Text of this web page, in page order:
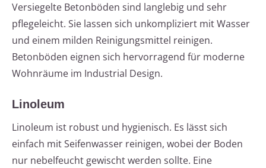
Versiegelte Betonböden sind langlebig und sehr
pflegeleicht. Sie lassen sich unkompliziert mit Wasser
und einem milden Reinigungsmittel reinigen.
Betonböden eignen sich hervorragend für moderne
Wohnräume im Industrial Design.
Linoleum
Linoleum ist robust und hygienisch. Es lässt sich
einfach mit Seifenwasser reinigen, wobei der Boden
nur nebelfeucht gewischt werden sollte. Eine